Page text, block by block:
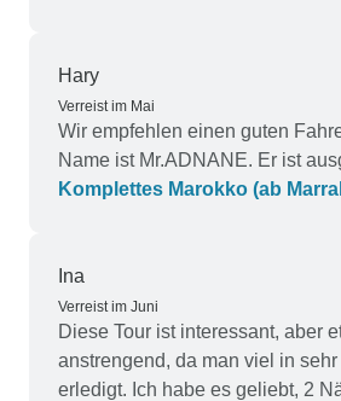
dass wir sie nicht von innen
aber DesertBrise organisierte
einen Kamelritt oder eine Quad-
war, aber sehr geschätzt wurde.
übertrafen meine Erwartungen
jeden Fall weiter empfehlen.
Hary
Verreist im Mai
Wir empfehlen einen guten
Name ist Mr.ADNANE. Er ist
Komplettes Marokko (ab
Ina
Verreist im Juni
Diese Tour ist interessant, aber
anstrengend, da man viel in
erledigt. Ich habe es geliebt, 2